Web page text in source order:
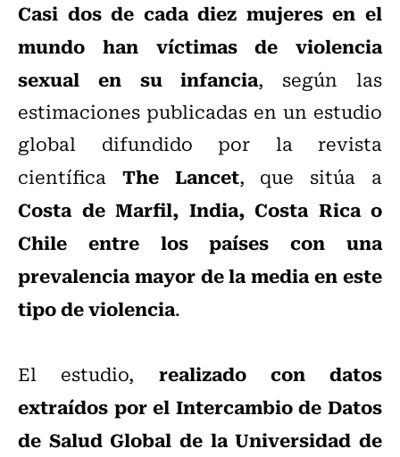
Casi dos de cada diez mujeres en el
mundo han víctimas de violencia
sexual en su infancia, según las
estimaciones publicadas en un estudio
global difundido por la revista
científica The Lancet, que sitúa a
Costa de Marfil, India, Costa Rica o
Chile
entre los países con una
prevalencia mayor de la media en este
tipo de violencia.
El estudio, realizado con datos
extraídos por el Intercambio de Datos
de Salud Global de la Universidad de